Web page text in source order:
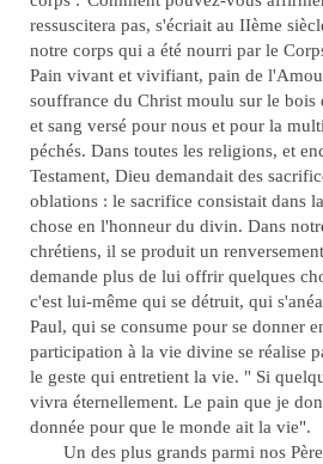
ressuscitera pas, s'écriait au IIème
notre corps qui a été nourri par le
Pain vivant et vivifiant, pain de
souffrance du Christ moulu sur le
et sang versé pour nous et pour la
péchés. Dans toutes les religions, et
Testament, Dieu demandait des
oblations : le sacrifice consistait dans
chose en l'honneur du divin. Dans
chrétiens, il se produit un
demande plus de lui offrir quelques
c'est lui-même qui se détruit, qui
Paul, qui se consume pour se donner
participation à la vie divine se réalise
le geste qui entretient la vie. " Si
vivra éternellement. Le pain que je
donnée pour que le monde ait la vie".
Un des plus grands parmi nos